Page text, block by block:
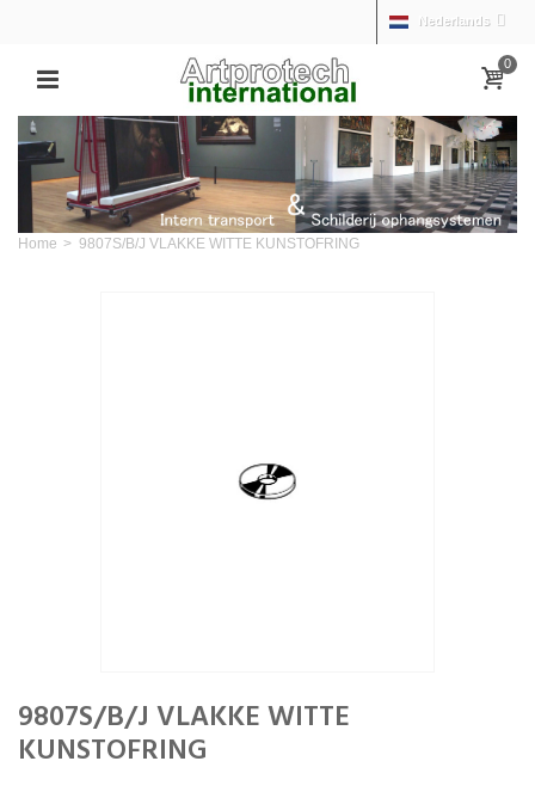
Nederlands
0
Home > 9807S/B/J VLAKKE WITTE KUNSTOFRING
9807S/B/J VLAKKE WITTE
KUNSTOFRING